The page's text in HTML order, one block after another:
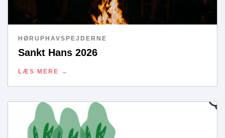
HØRUPHAVSPEJDERNE
Sankt Hans 2026
LÆS MERE